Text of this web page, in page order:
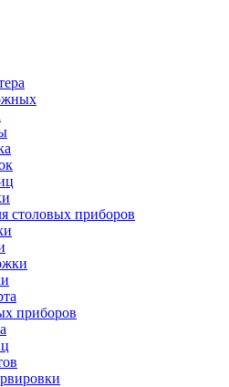
столовых приборов
приборов